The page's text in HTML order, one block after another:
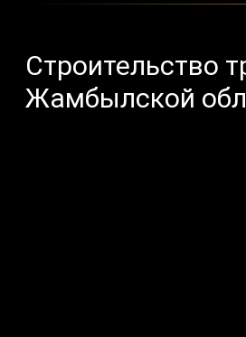
Строительство
Жамбылской